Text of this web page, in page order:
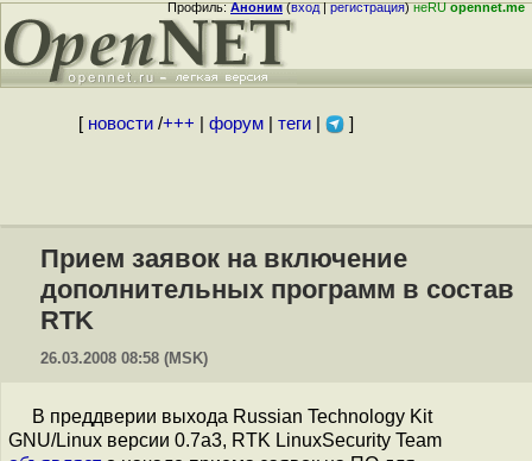
Профиль:Аноним(вход|регистрация)неRUopennet.me
[ новости/+++ форум| теги| ]
Прием заявок на включение
дополнительных программ в состав
RTK
26.03.2008 08:58 (MSK)
В преддверии выхода Russian Technology Kit
GNU/Linux версии 0.7a3, RTK LinuxSecurity Team